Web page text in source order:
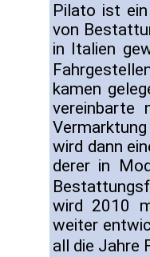
Pilato ist
von
in Italien
kamen
vereinbarte
wird dann
derer in
wird 2010
weiter
all die Jahre